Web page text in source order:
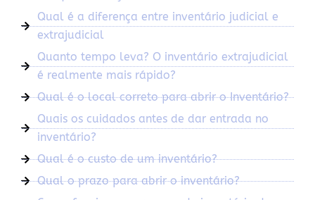
Qual é a diferença entre inventário judicial e
extrajudicial
Quanto tempo leva? O inventário extrajudicial
é realmente mais rápido?
Qual é o local correto para abrir o Inventário?
Quais os cuidados antes de dar entrada no
inventário?
Qual é o custo de um inventário?
Qual o prazo para abrir o inventário?